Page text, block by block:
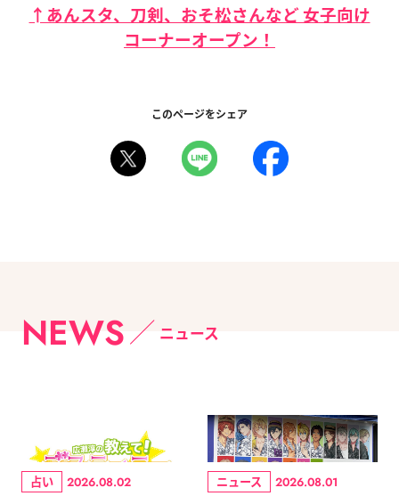
↑あんスタ、刀剣、おそ松さんなど 女子向け
コーナーオープン！
このページをシェア
NEWS ニュース
占い 2026.08.02 ニュース 2026.08.01